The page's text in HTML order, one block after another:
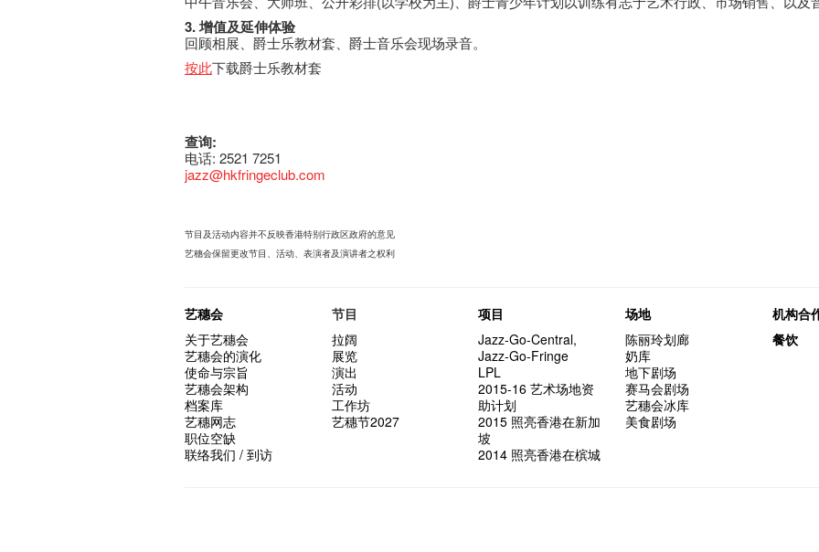
3.增值及延伸体验
回顾相展、爵士乐教材套、爵士音乐会现场录音。
按此下载爵士乐教材套
查询:
电话: 2521 7251
jazz@hkfringeclub.com
节目及活动内容并不反映香港特别行政区政府的意见
艺穗会保留更改节目 、 活动、 表演者及演讲者之权利
艺穗会
关于艺穗会
艺穗会的演化
使命与宗旨
艺穗会架构
档案库
艺穗网志
职位空缺
联络我们 / 到访
节目
拉阔
展览
演出
活动
工作坊
艺穗节2027
项目
Jazz-Go-Central,
Jazz-Go-Fringe
LPL
2015-16 艺术场地资
助计划
2015 照亮香港在新加
坡
2014 照亮香港在槟城
场地
陈丽玲划廊
奶库
地下剧场
赛马会剧场
艺穗会冰库
美食剧场
机构合
餐饮